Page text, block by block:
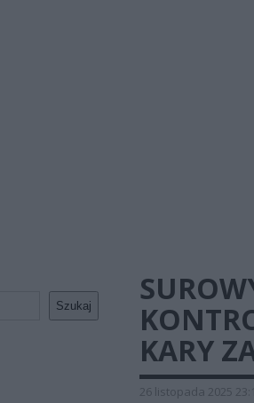
Szukaj
KARY
26 listopada 2025